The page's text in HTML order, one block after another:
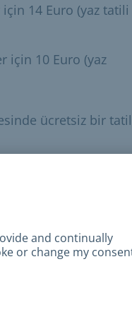
14 Euro (yaz tatili
için 10 Euro (yaz
ücretsiz bir tatil
Hizmet
tarihinde